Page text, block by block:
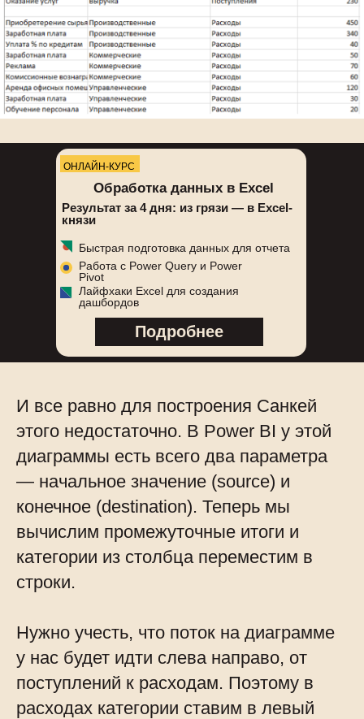
Подробнее
Лайфхаки Excel для создания
дашбордов
Работа с Power Query и Power
Pivot
Быстрая подготовка данных для отчета
Результат за 4 дня: из грязи — в Excel-
князи
Обработка данных в Excel
ОНЛАЙН-КУРС
И все равно для построения Санкей
этого недостаточно. В Power BI у этой
диаграммы есть всего два параметра
— начальное значение (source) и
конечное (destination). Теперь мы
вычислим промежуточные итоги и
категории из столбца переместим в
строки.
Нужно учесть, что поток на диаграмме
у нас будет идти слева направо, от
поступлений к расходам. Поэтому в
расходах категории ставим в левый